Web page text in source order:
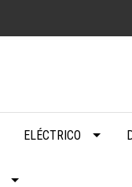
ELÉCTRICO